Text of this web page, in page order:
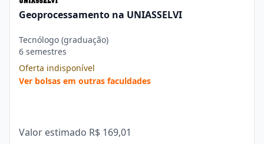
Geoprocessamento na UNIASSELVI
Tecnólogo (graduação)
6 semestres
Oferta indisponível
Ver bolsas em outras faculdades
Valor estimado R$ 169,01